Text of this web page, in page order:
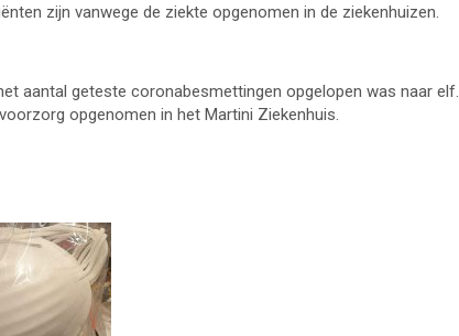
zijn vanwege de ziekte opgenomen in de ziekenhuizen.
aantal geteste coronabesmettingen opgelopen was naar elf.
opgenomen in het Martini Ziekenhuis.